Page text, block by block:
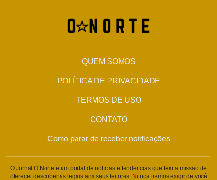
QUEM SOMOS
POLÍTICA DE PRIVACIDADE
TERMOS DE USO
CONTATO
Como parar de receber notificações
O Jornal O Norte é um portal de notícias e tendências que tem a missão de
oferecer descobertas legais aos seus leitores. Nunca iremos exigir de você